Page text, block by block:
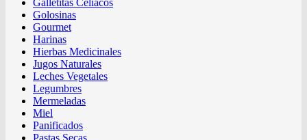
Golosinas
Gourmet
Harinas
Hierbas Medicinales
Jugos Naturales
Leches Vegetales
Legumbres
Mermeladas
Miel
Panificados
Pastas Secas